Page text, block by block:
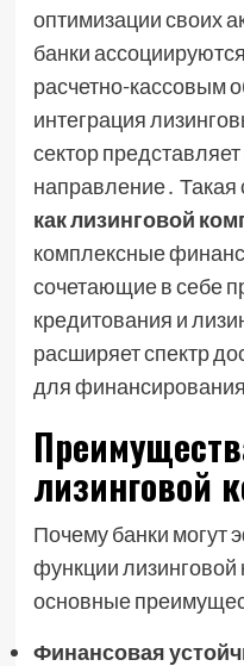
оптимизации своих
банки
расчетно-кассовым
интеграция
сектор
направление․ Такая
как лизинговой
комплексные
сочетающие в себе
кредитования и
расширяет спектр
для
лизинговой
Почему банки могут
функции
основные
Финансовая